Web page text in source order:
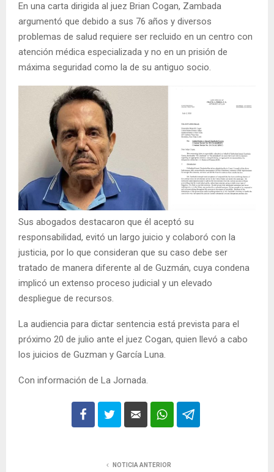
En una carta dirigida al juez Brian Cogan, Zambada
argumentó que debido a sus 76 años y diversos
problemas de salud requiere ser recluido en un centro con
atención médica especializada y no en un prisión de
máxima seguridad como la de su antiguo socio.
Sus abogados destacaron que él aceptó su
responsabilidad, evitó un largo juicio y colaboró con la
justicia, por lo que consideran que su caso debe ser
tratado de manera diferente al de Guzmán, cuya condena
implicó un extenso proceso judicial y un elevado
despliegue de recursos.
La audiencia para dictar sentencia está prevista para el
próximo 20 de julio ante el juez Cogan, quien llevó a cabo
los juicios de Guzman y García Luna.
Con información de La Jornada.
NOTICIA ANTERIOR